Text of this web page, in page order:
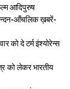
आदिपुरुष
आँचलिक ख़बरें-
को दे टर्म इंश्योरेन्स
को लेकर भारतीय